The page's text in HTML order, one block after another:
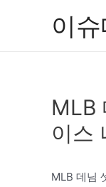
이
MLB
이스
MLB 데님